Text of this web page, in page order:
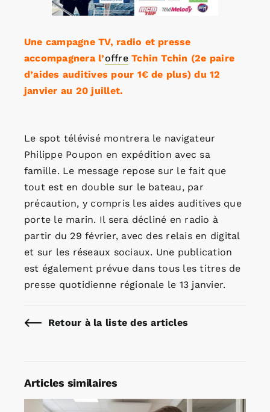
Une campagne TV, radio et presse
accompagnera l’offreTchin Tchin (2e paire
d’aides auditives pour 1€ de plus) du 12
janvier au 20 juillet.
Le spot télévisé montrera le navigateur
Philippe Poupon en expédition avec sa
famille. Le message repose sur le fait que
tout est en double sur le bateau, par
précaution, y compris les aides auditives que
porte le marin. Il sera décliné en radio à
partir du 29 février, avec des relais en digital
et sur les réseaux sociaux. Une publication
est également prévue dans tous les titres de
presse quotidienne régionale le 13 janvier.
Retour à la liste des articles
Articles similaires